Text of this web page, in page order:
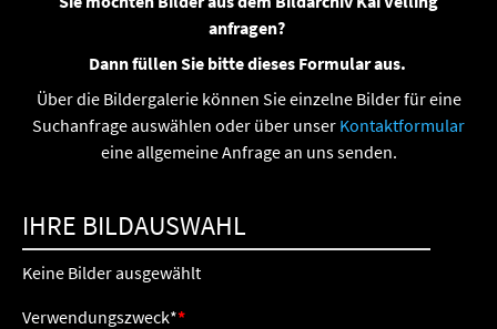
anfragen?
Dann füllen Sie bitte dieses Formular aus.
Über die Bildergalerie können Sie einzelne Bilder für eine
Suchanfrage auswählen oder über unser Kontaktformular
eine allgemeine Anfrage an uns senden.
IHRE BILDAUSWAHL
Keine Bilder ausgewählt
Verwendungszweck*